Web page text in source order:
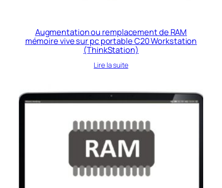
Augmentation ou remplacement de RAM
mémoire vive sur pc portable C20 Workstation
(ThinkStation)
Lire la suite